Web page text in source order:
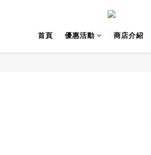
首頁 優惠活動 商店介紹